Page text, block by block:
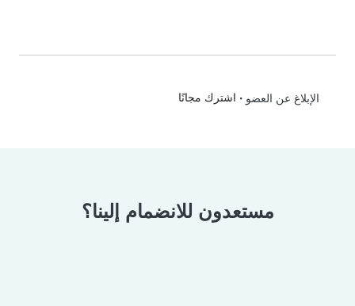
الإبلاغ عن العضو • اشترك مجانًا
مستعدون للانضمام إلينا؟